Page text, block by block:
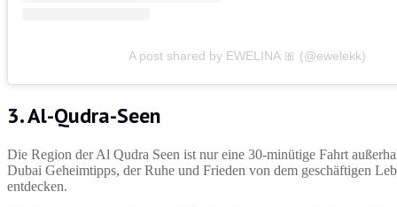
A post shared by EWELINA 🎀 (@ewelekk)
3. Al-Qudra-Seen
Die Region der Al Qudra Seen ist nur eine 30-minütige Fahrt
Dubai Geheimtipps, der Ruhe und Frieden von dem geschäftigen
entdecken.